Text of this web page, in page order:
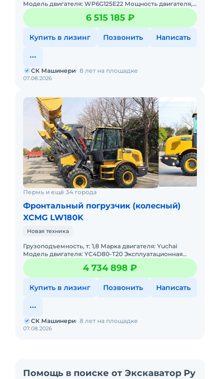
Модель двигателя: WP6G125E22 Мощность двигателя,
л.с: 92 Мощность, кВт: 92 Эксплуатационная масса, т: 10,
6 515 185 ₽
Купить в лизинг Позвонить Написать
07.08.2026
СК Машинери 8 лет на площадке
Пермь и ещё 34 города
Фронтальный погрузчик (колесный)
XCMG LW180K
Новая техника
Грузоподъемность, т: 1,8 Марка двигателя: Yuchai
Модель двигателя: YC4D80-T20 Эксплуатационная
масса, т: 6,2 Объем ковша, м: 1,0 Макс. высота
разгрузки, м:
4 734 898 ₽
Купить в лизинг Позвонить Написать
07.08.2026
СК Машинери 8 лет на площадке
Помощь в поиске от Экскаватор Ру